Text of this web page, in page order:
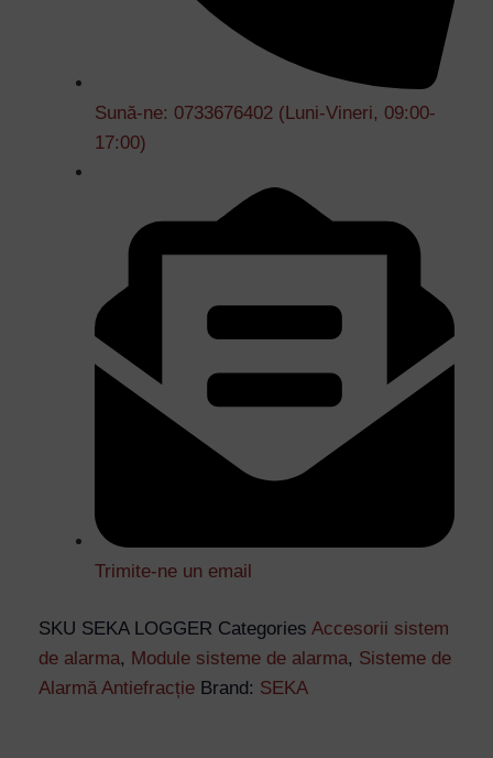
Sună-ne: 0733676402 (Luni-Vineri, 09:00-
17:00)
Trimite-ne un email
SKU SEKA LOGGER Categories Accesorii sistem
de alarma, Module sisteme de alarma, Sisteme de
Alarmă Antiefracție Brand: SEKA